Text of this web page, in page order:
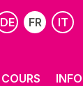
DE FR IT
COURS